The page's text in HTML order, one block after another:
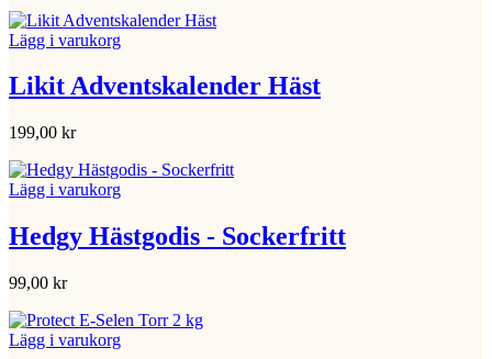
Lägg i varukorg
Likit Adventskalender Häst
199,00 kr
Lägg i varukorg
Hedgy Hästgodis - Sockerfritt
99,00 kr
Lägg i varukorg